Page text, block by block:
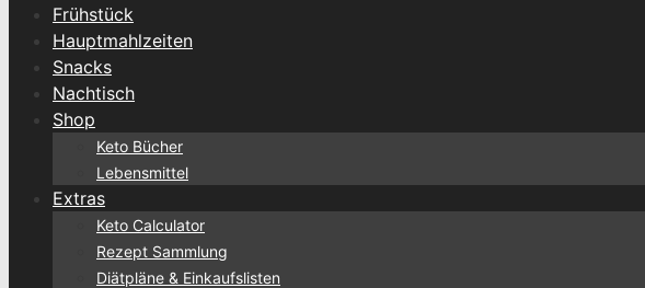
Frühstück
Hauptmahlzeiten
Snacks
Nachtisch
Shop
Keto Bücher
Lebensmittel
Extras
Keto Calculator
Rezept Sammlung
Diätpläne & Einkaufslisten